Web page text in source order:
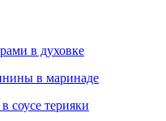
в духовке
в маринаде
соусе терияки